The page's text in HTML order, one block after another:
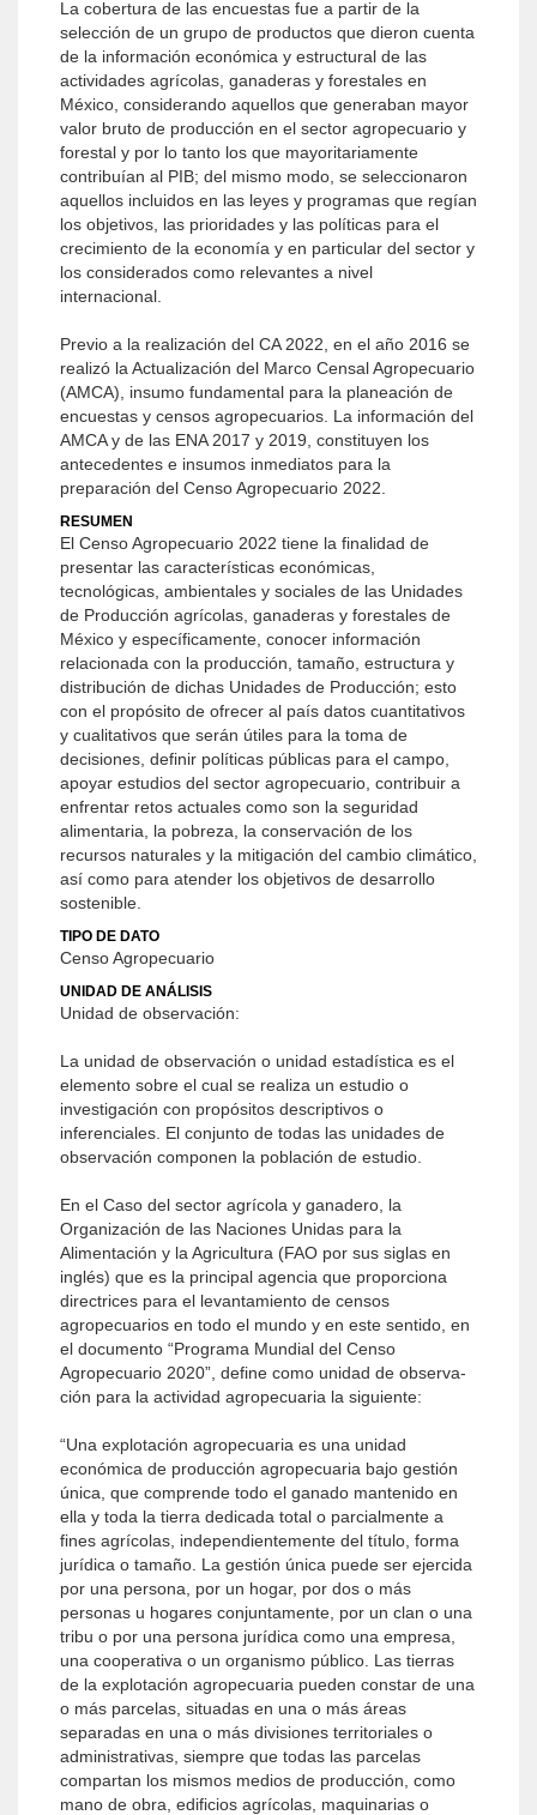
La cobertura de las encuestas fue a partir de la
selección de un grupo de productos que dieron cuenta
de la información económica y estructural de las
actividades agrícolas, ganaderas y forestales en
México, considerando aquellos que generaban mayor
valor bruto de producción en el sector agropecuario y
forestal y por lo tanto los que mayoritariamente
contribuían al PIB; del mismo modo, se seleccionaron
aquellos incluidos en las leyes y programas que regían
los objetivos, las prioridades y las políticas para el
crecimiento de la economía y en particular del sector y
los considerados como relevantes a nivel
internacional.
Previo a la realización del CA 2022, en el año 2016 se
realizó la Actualización del Marco Censal Agropecuario
(AMCA), insumo fundamental para la planeación de
encuestas y censos agropecuarios. La información del
AMCA y de las ENA 2017 y 2019, constituyen los
antecedentes e insumos inmediatos para la
preparación del Censo Agropecuario 2022.
RESUMEN
El Censo Agropecuario 2022 tiene la finalidad de
presentar las características económicas,
tecnológicas, ambientales y sociales de las Unidades
de Producción agrícolas, ganaderas y forestales de
México y específicamente, conocer información
relacionada con la producción, tamaño, estructura y
distribución de dichas Unidades de Producción; esto
con el propósito de ofrecer al país datos cuantitativos
y cualitativos que serán útiles para la toma de
decisiones, definir políticas públicas para el campo,
apoyar estudios del sector agropecuario, contribuir a
enfrentar retos actuales como son la seguridad
alimentaria, la pobreza, la conservación de los
recursos naturales y la mitigación del cambio climático,
así como para atender los objetivos de desarrollo
sostenible.
TIPO DE DATO
Censo Agropecuario
UNIDAD DE ANÁLISIS
Unidad de observación:
La unidad de observación o unidad estadística es el
elemento sobre el cual se realiza un estudio o
investigación con propósitos descriptivos o
inferenciales. El conjunto de todas las unidades de
observación componen la población de estudio.
En el Caso del sector agrícola y ganadero, la
Organización de las Naciones Unidas para la
Alimentación y la Agricultura (FAO por sus siglas en
inglés) que es la principal agencia que proporciona
directrices para el levantamiento de censos
agropecuarios en todo el mundo y en este sentido, en
el documento “Programa Mundial del Censo
Agropecuario 2020”, define como unidad de observa­
ción para la actividad agropecuaria la siguiente:
“Una explotación agropecuaria es una unidad
económica de producción agropecuaria bajo gestión
única, que comprende todo el ganado mantenido en
ella y toda la tierra dedicada total o parcialmente a
fines agrí­colas, independientemente del título, forma
jurídica o tamaño. La gestión única puede ser ejercida
por una persona, por un hogar, por dos o más
personas u hogares conjuntamente, por un clan o una
tribu o por una persona jurídica como una empresa,
una cooperativa o un organismo público. Las tierras
de la explotación agropecuaria pueden constar de una
o más parcelas, situadas en una o más áreas
separadas en una o más divisiones territoriales o
administrativas, siempre que todas las parcelas
compartan los mismos medios de producción, como
mano de obra, edificios agrícolas, maquinarias o